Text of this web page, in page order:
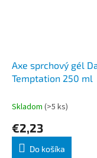
Axe sprchový gél
Temptation 250 ml
Skladom (>5 ks)
€2,23
Do košíka